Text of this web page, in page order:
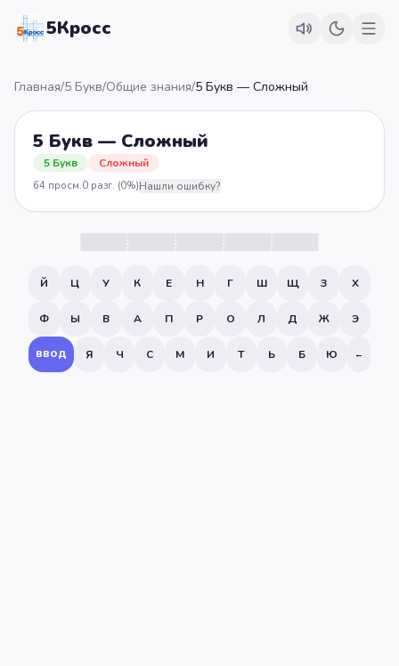
5Кросс
Главная/5 Букв/Общие знания/5 Букв — Сложный
5 Букв — Сложный
5 Букв Сложный
64 просм.0 разг. (0%)Нашли ошибку?
Й Ц У К Е Н Г Ш Щ З Х
Ф Ы В А П Р О Л Д Ж Э
ВВОД Я Ч С М И Т Ь Б Ю ←